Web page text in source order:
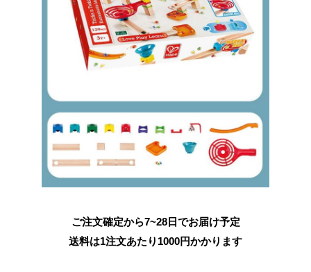
ご注文確定から7~28日でお届け予定
送料は1注文あたり 1000円かかります